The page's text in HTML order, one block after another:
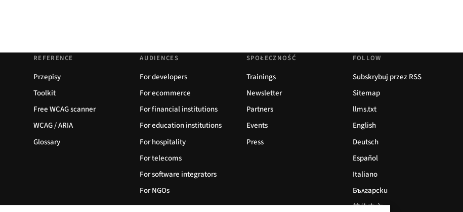
REFERENCE
Przepisy
Toolkit
Free WCAG scanner
WCAG / ARIA
Glossary
AUDIENCES
For developers
For ecommerce
For financial institutions
For education institutions
For hospitality
For telecoms
For software integrators
For NGOs
SPOŁECZNOŚĆ
Trainings
Newsletter
Partners
Events
Press
FOLLOW
Subskrybuj przez RSS
Sitemap
llms.txt
English
Deutsch
Español
Italiano
Български
简体中文